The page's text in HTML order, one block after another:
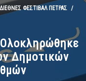
ΔΙΕΘΝΈΣ ΦΕΣΤΙΒΆΛ ΠΈΤΡΑΣ/
Δημοτικών